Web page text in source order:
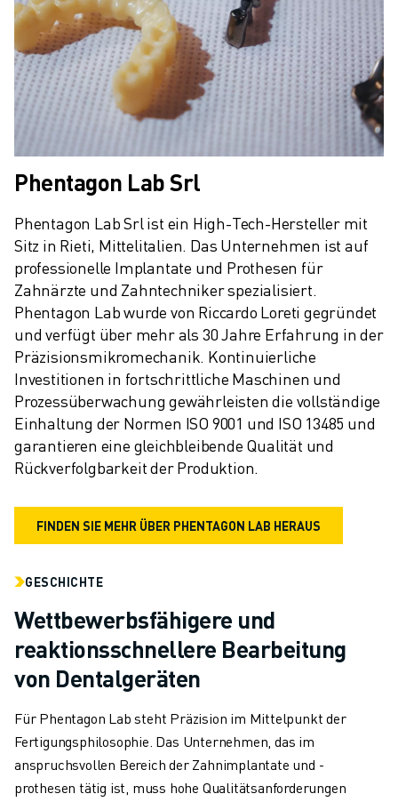
Phentagon Lab Srl
Phentagon Lab Srl ist ein High-Tech-Hersteller mit
Sitz in Rieti, Mittelitalien. Das Unternehmen ist auf
professionelle Implantate und Prothesen für
Zahnärzte und Zahntechniker spezialisiert.
Phentagon Lab wurde von Riccardo Loreti gegründet
und verfügt über mehr als 30 Jahre Erfahrung in der
Präzisionsmikromechanik. Kontinuierliche
Investitionen in fortschrittliche Maschinen und
Prozessüberwachung gewährleisten die vollständige
Einhaltung der Normen ISO 9001 und ISO 13485 und
garantieren eine gleichbleibende Qualität und
Rückverfolgbarkeit der Produktion.
FINDEN SIE MEHR ÜBER PHENTAGON LAB HERAUS
GESCHICHTE
Wettbewerbsfähigere und
reaktionsschnellere Bearbeitung
von Dentalgeräten
Für Phentagon Lab steht Präzision im Mittelpunkt der
Fertigungsphilosophie. Das Unternehmen, das im
anspruchsvollen Bereich der Zahnimplantate und -
prothesen tätig ist, muss hohe Qualitätsanforderungen